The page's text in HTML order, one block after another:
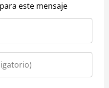
este mensaje